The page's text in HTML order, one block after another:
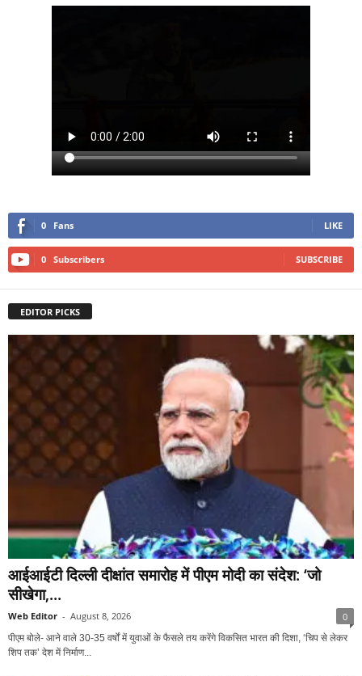
0 Fans LIKE
0 Subscribers SUBSCRIBE
EDITOR PICKS
आईआईटी दिल्ली दीक्षांत समारोह में पीएम मोदी का संदेश: ‘जो
सीखेगा,...
Web Editor - August 8, 2026 0
पीएम बोले- आने वाले 30-35 वर्षों में युवाओं के फैसले तय करेंगे विकसित भारत की दिशा, ‘चिप से लेकर
शिप तक’ देश में निर्माण...